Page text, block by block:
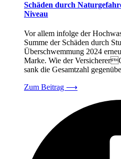
Schäden durch
Niveau
Vor allem infolge der
Summe der Schäden durch
Überschwemmung 2024
Marke. Wie der
sank die Gesamtzahl
Zum Beitrag ⟶